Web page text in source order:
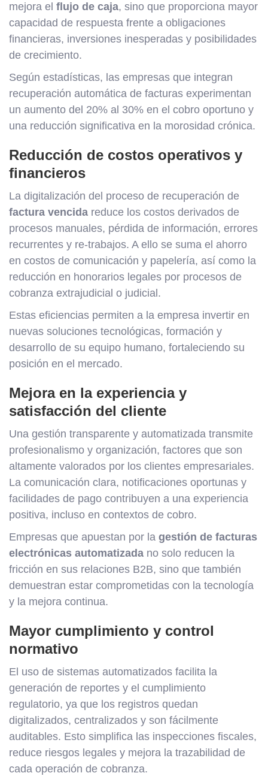
mejora el flujo de caja, sino que proporciona mayor
capacidad de respuesta frente a obligaciones
financieras, inversiones inesperadas y posibilidades
de crecimiento.
Según estadísticas, las empresas que integran
recuperación automática de facturas experimentan
un aumento del 20% al 30% en el cobro oportuno y
una reducción significativa en la morosidad crónica.
Reducción de costos operativos y
financieros
La digitalización del proceso de recuperación de
factura vencida reduce los costos derivados de
procesos manuales, pérdida de información, errores
recurrentes y re-trabajos. A ello se suma el ahorro
en costos de comunicación y papelería, así como la
reducción en honorarios legales por procesos de
cobranza extrajudicial o judicial.
Estas eficiencias permiten a la empresa invertir en
nuevas soluciones tecnológicas, formación y
desarrollo de su equipo humano, fortaleciendo su
posición en el mercado.
Mejora en la experiencia y
satisfacción del cliente
Una gestión transparente y automatizada transmite
profesionalismo y organización, factores que son
altamente valorados por los clientes empresariales.
La comunicación clara, notificaciones oportunas y
facilidades de pago contribuyen a una experiencia
positiva, incluso en contextos de cobro.
Empresas que apuestan por la gestión de facturas
electrónicas automatizada no solo reducen la
fricción en sus relaciones B2B, sino que también
demuestran estar comprometidas con la tecnología
y la mejora continua.
Mayor cumplimiento y control
normativo
El uso de sistemas automatizados facilita la
generación de reportes y el cumplimiento
regulatorio, ya que los registros quedan
digitalizados, centralizados y son fácilmente
auditables. Esto simplifica las inspecciones fiscales,
reduce riesgos legales y mejora la trazabilidad de
cada operación de cobranza.